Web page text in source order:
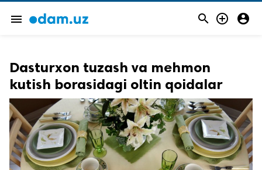
menu   
Dasturxon tuzash va mehmon
kutish borasidagi oltin qoidalar